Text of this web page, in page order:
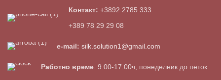
Контакт: +3892 2785 333
+389 78 29 29 08
e-mail: silk.solution1@gmail.com
Работно време: 9.00-17.00ч, понеделник до петок